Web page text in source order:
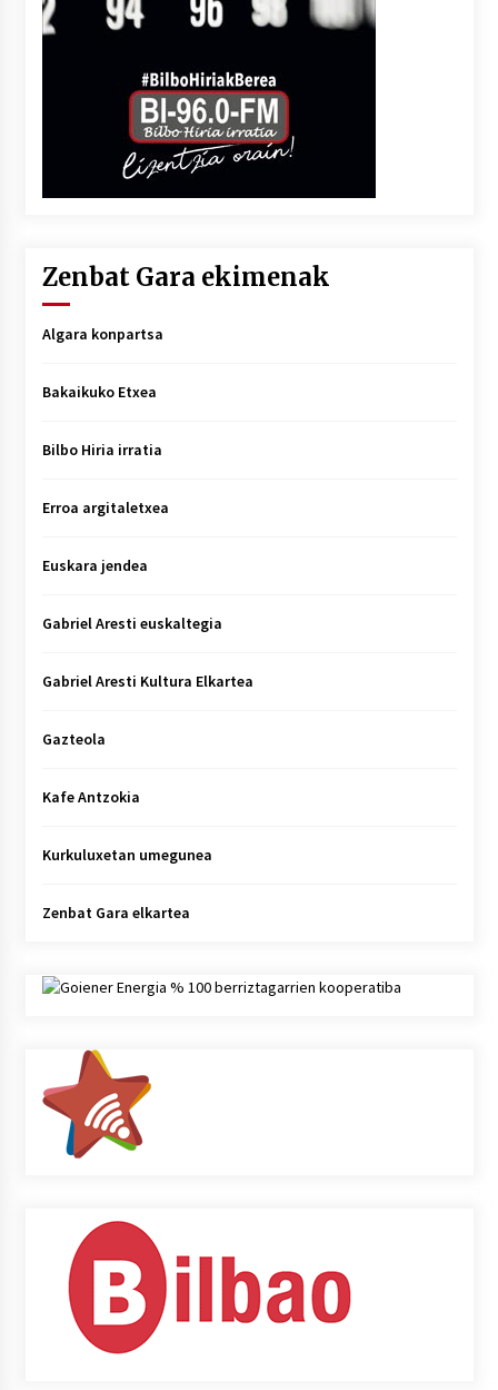
Zenbat Gara ekimenak
Algara konpartsa
Bakaikuko Etxea
Bilbo Hiria irratia
Erroa argitaletxea
Euskara jendea
Gabriel Aresti euskaltegia
Gabriel Aresti Kultura Elkartea
Gazteola
Kafe Antzokia
Kurkuluxetan umegunea
Zenbat Gara elkartea